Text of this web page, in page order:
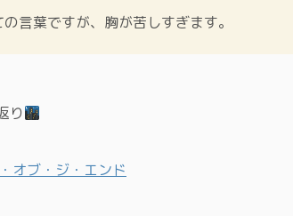
言葉ですが、胸が苦しすぎます。
り
オブ・ジ・エンド